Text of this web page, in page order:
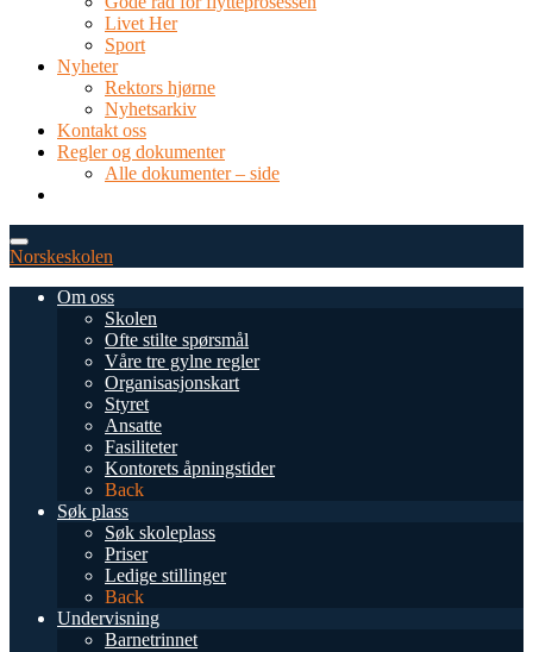
Livet Her
Sport
Nyheter
Rektors hjørne
Nyhetsarkiv
Kontakt oss
Regler og dokumenter
Alle dokumenter – side
Norskeskolen
Om oss
Skolen
Ofte stilte spørsmål
Våre tre gylne regler
Organisasjonskart
Styret
Ansatte
Fasiliteter
Kontorets åpningstider
Back
Søk plass
Søk skoleplass
Priser
Ledige stillinger
Back
Undervisning
Barnetrinnet